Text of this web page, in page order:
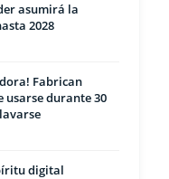
asumirá la
2028
Fabrican
usarse durante 30
digital